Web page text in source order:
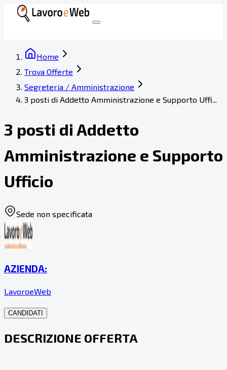
Home
Trova Offerte
Segreteria / Amministrazione
3 posti di Addetto Amministrazione e Supporto Uffi...
3 posti di Addetto
Amministrazione e Supporto
Ufficio
Sede non specificata
AZIENDA:
LavoroeWeb
CANDIDATI
DESCRIZIONE OFFERTA